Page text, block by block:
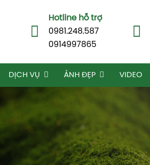
Hotline hỗ trợ
0981.248.587
0914997865
DỊCH VỤ ẢNH ĐẸP VIDEO